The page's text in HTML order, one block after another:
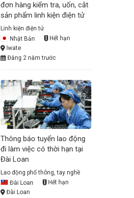
đơn hàng kiểm tra, uốn, cắt
sản phẩm linh kiện điện tử
Linh kiện điện tử
Nhật Bản
Hết hạn
Iwate
Đăng 2 năm trước
Thông báo tuyển lao động
đi làm việc có thời hạn tại
Đài Loan
Lao động phổ thông, tay nghề
Đài Loan
Hết hạn
Đài Loan